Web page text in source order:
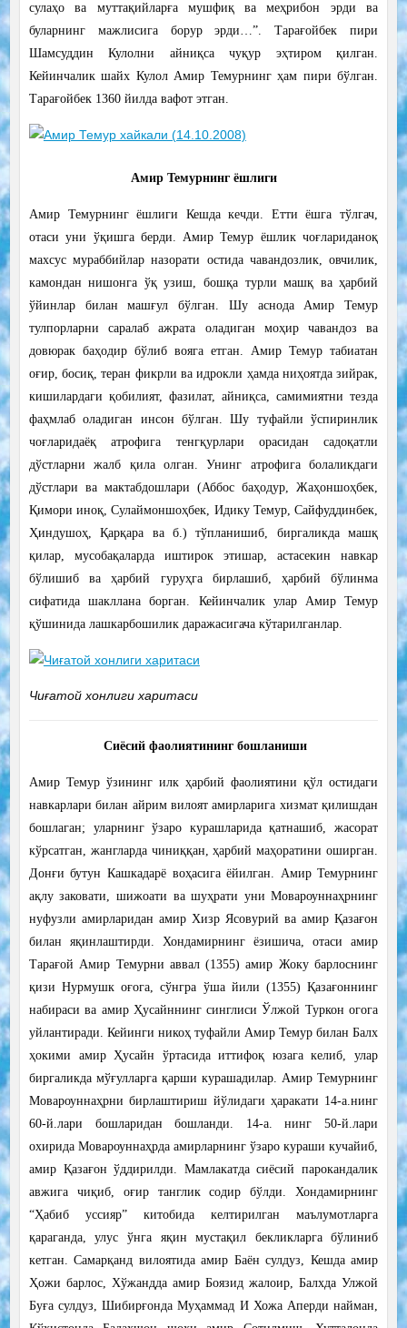
сулаҳо ва муттақийларға мушфиқ ва меҳрибон эрди ва
буларнинг мажлисига борур эрди…”. Тарағойбек пири
Шамсуддин Кулолни айниқса чуқур эҳтиром қилган.
Кейинчалик шайх Кулол Амир Темурнинг ҳам пири бўлган.
Тарағойбек 1360 йилда вафот этган.
Амир Темурнинг ёшлиги
Амир Темурнинг ёшлиги Кешда кечди. Етти ёшга тўлгач,
отаси уни ўқишга берди. Амир Темур ёшлик чоғлариданоқ
махсус мураббийлар назорати остида чавандозлик, овчилик,
камондан нишонга ўқ узиш, бошқа турли машқ ва ҳарбий
ўйинлар билан машғул бўлган. Шу аснода Амир Темур
тулпорларни саралаб ажрата оладиган моҳир чавандоз ва
довюрак баҳодир бўлиб вояга етган. Амир Темур табиатан
оғир, босиқ, теран фикрли ва идрокли ҳамда ниҳоятда зийрак,
кишилардаги қобилият, фазилат, айниқса, самимиятни тезда
фаҳмлаб оладиган инсон бўлган. Шу туфайли ўспиринлик
чоғларидаёқ атрофига тенгқурлари орасидан садоқатли
дўстларни жалб қила олган. Унинг атрофига болаликдаги
дўстлари ва мактабдошлари (Аббос баҳодур, Жаҳоншоҳбек,
Қимори иноқ, Сулаймоншоҳбек, Идику Темур, Сайфуддинбек,
Ҳиндушоҳ, Қарқара ва б.) тўпланишиб, биргаликда машқ
қилар, мусобақаларда иштирок этишар, астасекин навкар
бўлишиб ва ҳарбий гуруҳга бирлашиб, ҳарбий бўлинма
сифатида шакллана борган. Кейинчалик улар Амир Темур
қўшинида лашкарбошилик даражасигача кўтарилганлар.
Чиғатой хонлиги харитаси
Сиёсий фаолиятининг бошланиши
Амир Темур ўзининг илк ҳарбий фаолиятини қўл остидаги
навкарлари билан айрим вилоят амирларига хизмат қилишдан
бошлаган; уларнинг ўзаро курашларида қатнашиб, жасорат
кўрсатган, жангларда чиниққан, ҳарбий маҳоратини оширган.
Донғи бутун Кашкадарё воҳасига ёйилган. Амир Темурнинг
ақлу заковати, шижоати ва шуҳрати уни Мовароуннаҳрнинг
нуфузли амирларидан амир Хизр Ясовурий ва амир Қазағон
билан яқинлаштирди. Хондамирнинг ёзишича, отаси амир
Тарағой Амир Темурни аввал (1355) амир Жоку барлоснинг
қизи Нурмушк оғога, сўнгра ўша йили (1355) Қазағоннинг
набираси ва амир Ҳусайннинг синглиси Ўлжой Туркон огога
уйлантиради. Кейинги никоҳ туфайли Амир Темур билан Балх
ҳокими амир Ҳусайн ўртасида иттифоқ юзага келиб, улар
биргаликда мўғулларга қарши курашадилар. Амир Темурнинг
Мовароуннаҳрни бирлаштириш йўлидаги ҳаракати 14-а.нинг
60-й.лари бошларидан бошланди. 14-а. нинг 50-й.лари
охирида Мовароуннаҳрда амирларнинг ўзаро кураши кучайиб,
амир Қазағон ўддирилди. Мамлакатда сиёсий парокандалик
авжига чиқиб, оғир танглик содир бўлди. Хондамирнинг
“Ҳабиб уссияр” китобида келтирилган маълумотларга
қараганда, улус ўнга яқин мустақил бекликларга бўлиниб
кетган. Самарқанд вилоятида амир Баён сулдуз, Кешда амир
Ҳожи барлос, Хўжандда амир Боязид жалоир, Балхда Улжой
Буға сулдуз, Шибирғонда Муҳаммад И Хожа Аперди найман,